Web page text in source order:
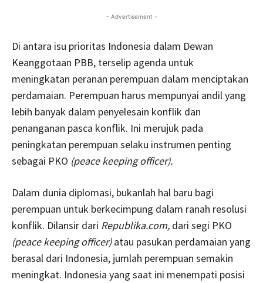
- Advertisement -
Di antara isu prioritas Indonesia dalam Dewan
Keanggotaan PBB, terselip agenda untuk
meningkatan peranan perempuan dalam menciptakan
perdamaian. Perempuan harus mempunyai andil yang
lebih banyak dalam penyelesain konflik dan
penanganan pasca konflik. Ini merujuk pada
peningkatan perempuan selaku instrumen penting
sebagai PKO (peace keeping officer).
Dalam dunia diplomasi, bukanlah hal baru bagi
perempuan untuk berkecimpung dalam ranah resolusi
konflik. Dilansir dari Republika.com, dari segi PKO
(peace keeping officer)atau pasukan perdamaian yang
berasal dari Indonesia, jumlah perempuan semakin
meningkat. Indonesia yang saat ini menempati posisi